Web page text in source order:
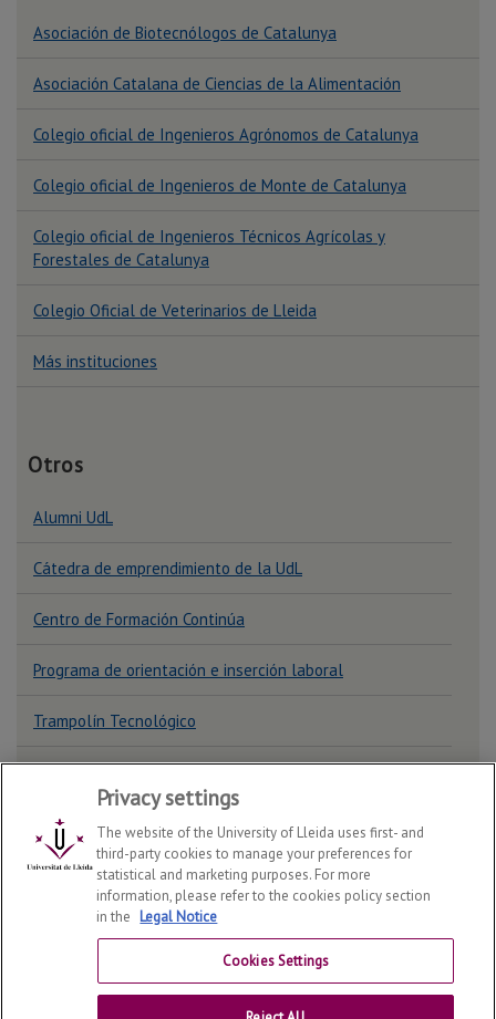
Asociación de Biotecnólogos de Catalunya
Asociación Catalana de Ciencias de la Alimentación
Colegio oficial de Ingenieros Agrónomos de Catalunya
Colegio oficial de Ingenieros de Monte de Catalunya
Colegio oficial de Ingenieros Técnicos Agrícolas y
Forestales de Catalunya
Colegio Oficial de Veterinarios de Lleida
Más instituciones
Otros
Alumni UdL
Cátedra de emprendimiento de la UdL
Centro de Formación Continúa
Programa de orientación e inserción laboral
Trampolín Tecnológico
School of Agrifood and Forestry Engineering and
Veterinary Medicine2026 © | Telf: +34 973 70 25 00
Privacy settings
The website of the University of Lleida uses first- and
third-party cookies to manage your preferences for
statistical and marketing purposes. For more
information, please refer to the cookies policy section
in the Legal Notice
Cookies Settings